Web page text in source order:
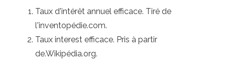
Taux d'intérêt annuel efficace. Tiré de
l'inventopédie.com.
Taux interest efficace. Pris à partir
de.Wikipédia.org.